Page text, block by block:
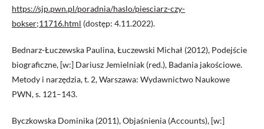
https://sjp.pwn.pl/poradnia/haslo/piesciarz-czy-
bokser;11716.html (dostęp: 4.11.2022).
Bednarz-Łuczewska Paulina, Łuczewski Michał (2012), Podejście
biograficzne, [w:] Dariusz Jemielniak (red.), Badania jakościowe.
Metody i narzędzia, t. 2, Warszawa: Wydawnictwo Naukowe
PWN, s. 121–143.
Byczkowska Dominika (2011), Objaśnienia (Accounts), [w:]